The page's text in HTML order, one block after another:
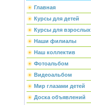
Главная
Курсы для детей
Курсы для взрослых
Наши филиалы
Наш коллектив
Фотоальбом
Видеоальбом
Мир глазами детей
Доска объявлений